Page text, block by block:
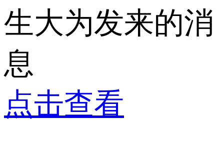
生大为发来的消
息
点击查看